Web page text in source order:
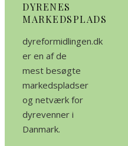
DYRENES
MARKEDSPLADS
dyreformidlingen.dk
er en af de
mest besøgte
markedspladser
og netværk for
dyrevenner i
Danmark.